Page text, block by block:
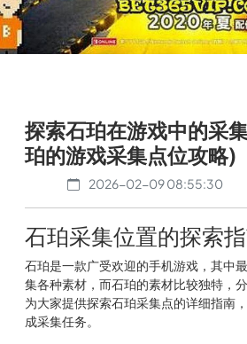
探索石珀在游戏中的采
珀的游戏采集点位攻略)
2026-02-09 08:55:30
石珀采集位置的探索
石珀是一款广受欢迎的手机游戏，其中
集各种素材，而石珀的素材比较独特，
为大家提供探索石珀采集点的详细指南
成采集任务。